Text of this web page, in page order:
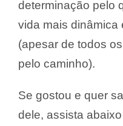
determinação pelo
vida mais dinâmica
(apesar de todos
pelo caminho).
Se gostou e quer
dele, assista